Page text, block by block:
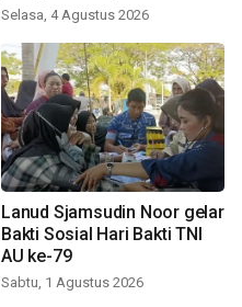
Selasa, 4 Agustus 2026
Lanud Sjamsudin Noor gelar
Bakti Sosial Hari Bakti TNI
AU ke-79
Sabtu, 1 Agustus 2026